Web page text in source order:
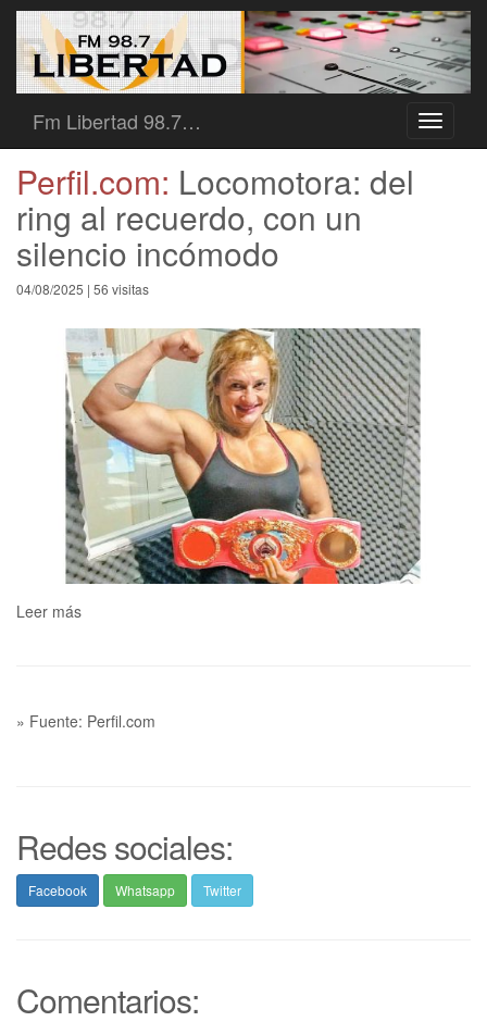
Toggle
Fm Libertad 98.7…
Perfil.com: Locomotora: del
ring al recuerdo, con un
silencio incómodo
04/08/2025 | 56 visitas
Leer más
» Fuente: Perfil.com
Redes sociales:
Facebook Whatsapp Twitter
Comentarios: